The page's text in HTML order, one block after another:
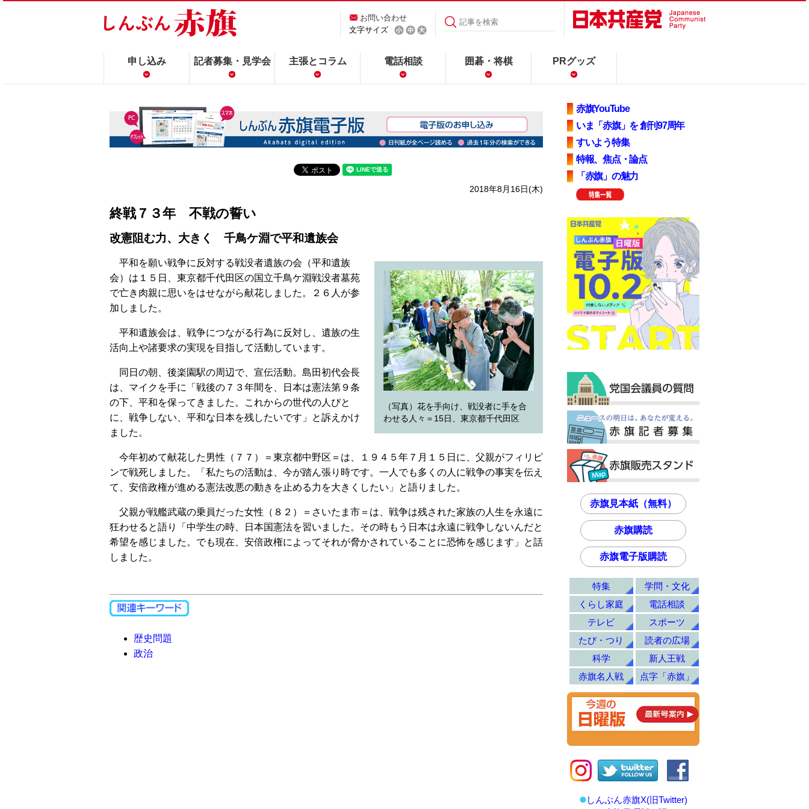
お問い合わせ
文字サイズ
申し込み 記者募集・見学会 主張とコラム 電話相談 囲碁・将棋 PRグッズ
2018年8月16日(木)
終戦７３年 不戦の誓い
改憲阻む力、大きく 千鳥ケ淵で平和遺族会
（写真）花を手向け、戦没者に手を合
わせる人々＝15日、東京都千代田区
平和を願い戦争に反対する戦没者遺族の会（平和遺族
会）は１５日、東京都千代田区の国立千鳥ケ淵戦没者墓苑
で亡き肉親に思いをはせながら献花しました。２６人が参
加しました。
平和遺族会は、戦争につながる行為に反対し、遺族の生
活向上や諸要求の実現を目指して活動しています。
同日の朝、後楽園駅の周辺で、宣伝活動。島田初代会長
は、マイクを手に「戦後の７３年間を、日本は憲法第９条
の下、平和を保ってきました。これからの世代の人びと
に、戦争しない、平和な日本を残したいです」と訴えかけ
ました。
今年初めて献花した男性（７７）＝東京都中野区＝は、１９４５年７月１５日に、父親がフィリピ
ンで戦死しました。「私たちの活動は、今が踏ん張り時です。一人でも多くの人に戦争の事実を伝え
て、安倍政権が進める憲法改悪の動きを止める力を大きくしたい」と語りました。
父親が戦艦武蔵の乗員だった女性（８２）＝さいたま市＝は、戦争は残された家族の人生を永遠に
狂わせると語り「中学生の時、日本国憲法を習いました。その時もう日本は永遠に戦争しないんだと
希望を感じました。でも現在、安倍政権によってそれが脅かされていることに恐怖を感じます」と話
しました。
歴史問題
政治
赤旗YouTube
いま「赤旗」を 創刊97周年
すいよう特集
特報、焦点・論点
「赤旗」の魅力
赤旗見本紙（無料）
赤旗購読
赤旗電子版購読
特集
学問・文化
くらし家庭
電話相談
テレビ
スポーツ
たび・つり
読者の広場
科学
新人王戦
赤旗名人戦
点字「赤旗」
しんぶん赤旗X(旧Twitter)